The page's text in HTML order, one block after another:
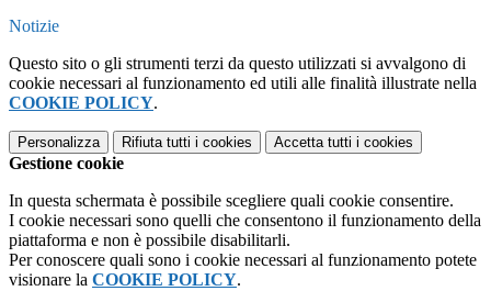
Notizie
Questo sito o gli strumenti terzi da questo utilizzati si avvalgono di
cookie necessari al funzionamento ed utili alle finalità illustrate nella
COOKIE POLICY.
Personalizza Rifiuta tutti i cookies Accetta tutti i cookies
Gestione cookie
In questa schermata è possibile scegliere quali cookie consentire.
I cookie necessari sono quelli che consentono il funzionamento della
piattaforma e non è possibile disabilitarli.
Per conoscere quali sono i cookie necessari al funzionamento potete
visionare la COOKIE POLICY.